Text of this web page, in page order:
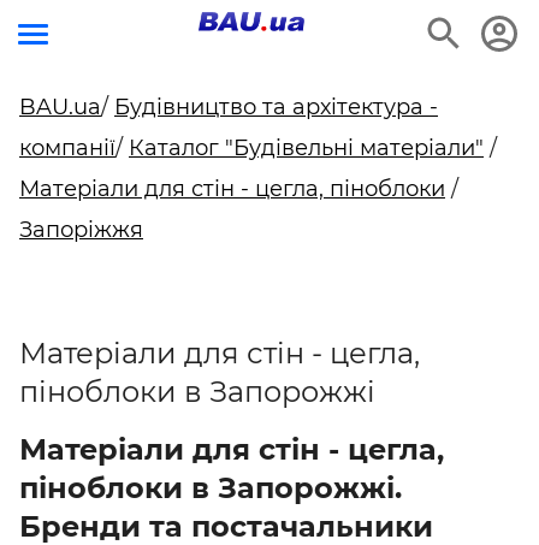
BAU.ua/ Будівництво та архітектура -
компанії/ Каталог "Будівельні матеріали" /
Матеріали для стін - цегла, піноблоки /
Запоріжжя
Матеріали для стін - цегла,
піноблоки в Запорожжі
Матеріали для стін - цегла,
піноблоки в Запорожжі.
Бренди та постачальники